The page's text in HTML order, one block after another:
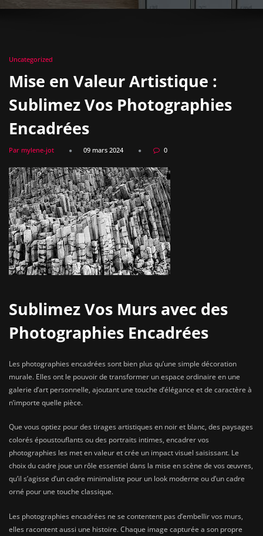
Uncategorized
Mise en Valeur Artistique :
Sublimez Vos Photographies
Encadrées
Par mylene-jot 09 mars 2024 0
Sublimez Vos Murs avec des
Photographies Encadrées
Les photographies encadrées sont bien plus qu’une simple décoration
murale. Elles ont le pouvoir de transformer un espace ordinaire en une
galerie d’art personnelle, ajoutant une touche d’élégance et de caractère à
n’importe quelle pièce.
Que vous optiez pour des tirages artistiques en noir et blanc, des paysages
colorés époustouflants ou des portraits intimes, encadrer vos
photographies les met en valeur et crée un impact visuel saisissant. Le
choix du cadre joue un rôle essentiel dans la mise en scène de vos œuvres,
qu’il s’agisse d’un cadre minimaliste pour un look moderne ou d’un cadre
orné pour une touche classique.
Les photographies encadrées ne se contentent pas d’embellir vos murs,
elles racontent aussi une histoire. Chaque image capturée a son propre